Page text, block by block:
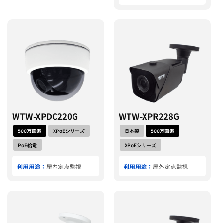
WTW-XPDC220G
500万画素
XPoEシリーズ
PoE給電
利用用途： 屋内定点監視
WTW-XPR228G
日本製
500万画素
XPoEシリーズ
利用用途： 屋外定点監視